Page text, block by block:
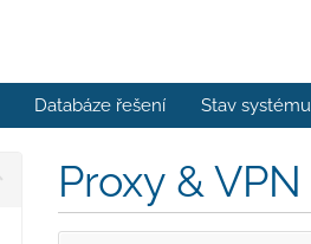
Databáze řešení Stav systému
Proxy & VPN